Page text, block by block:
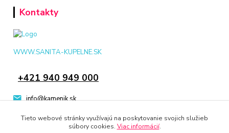
Kontakty
WWW.SANITA-KUPELNE.SK
+421 940 949 000
info@kamenik.sk
Tieto webové stránky využívajú na poskytovanie svojich služieb
súbory cookies. Viac informácií.